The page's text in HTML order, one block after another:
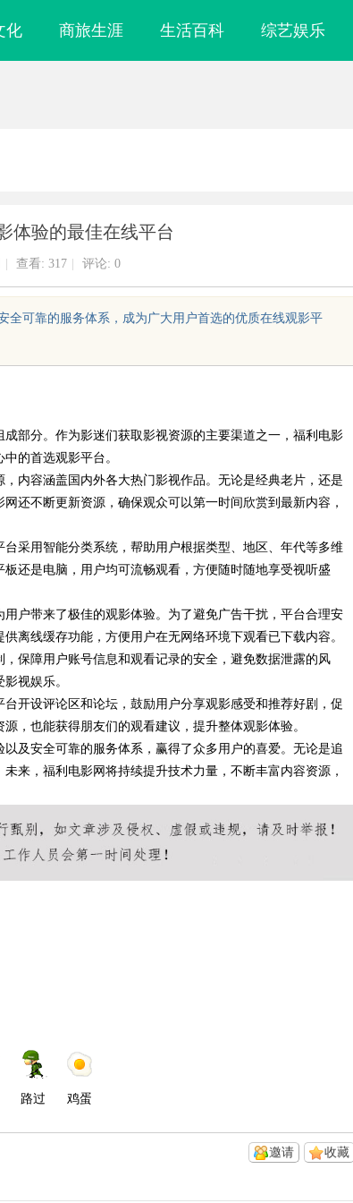
化 商旅生涯 生活百科 综艺娱乐
体验的最佳在线平台
查看: 317 评论: 0
全可靠的服务体系，成为广大用户首选的优质在线观影平
部分。作为影迷们获取影视资源的主要渠道之一，福利电影
的首选观影平台。
内容涵盖国内外各大热门影视作品。无论是经典老片，还是
还不断更新资源，确保观众可以第一时间欣赏到最新内容，
采用智能分类系统，帮助用户根据类型、地区、年代等多维
还是电脑，用户均可流畅观看，方便随时随地享受视听盛
户带来了极佳的观影体验。为了避免广告干扰，平台合理安
离线缓存功能，方便用户在无网络环境下观看已下载内容。
保障用户账号信息和观看记录的安全，避免数据泄露的风
视娱乐。
开设评论区和论坛，鼓励用户分享观影感受和推荐好剧，促
，也能获得朋友们的观看建议，提升整体观影体验。
及安全可靠的服务体系，赢得了众多用户的喜爱。无论是追
来，福利电影网将持续提升技术力量，不断丰富内容资源，
路过 鸡蛋
收藏
邀请
制造解决方案